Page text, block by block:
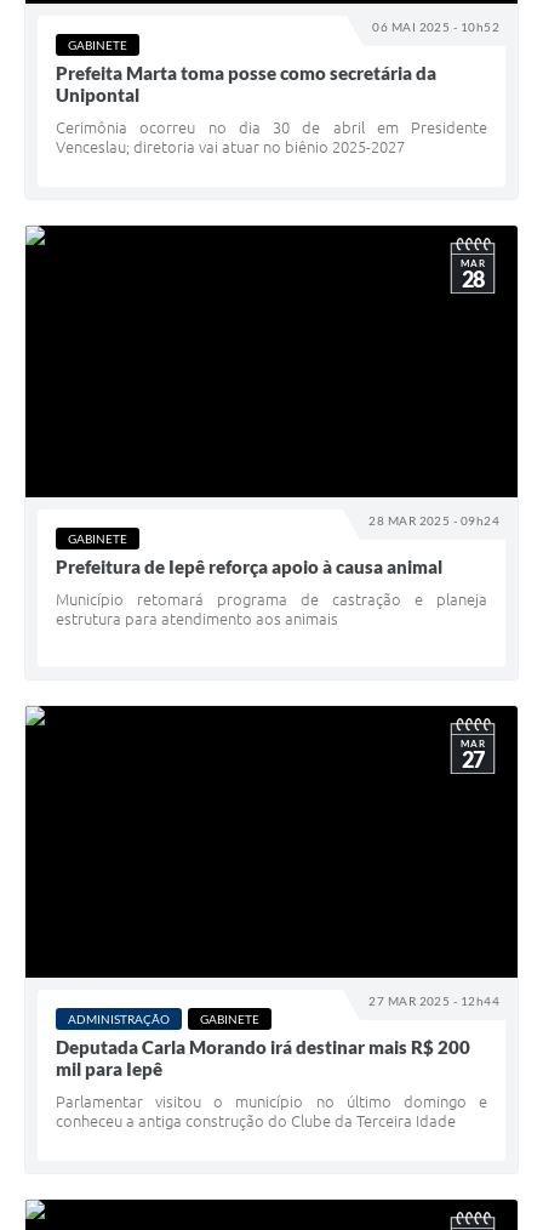
06 MAI 2025 - 10h52
GABINETE
Prefeita Marta toma posse como secretária da
Unipontal
Cerimônia ocorreu no dia 30 de abril em Presidente
Venceslau; diretoria vai atuar no biênio 2025-2027
28 MAR 2025 - 09h24
MAR
28
GABINETE
Prefeitura de Iepê reforça apoio à causa animal
Município retomará programa de castração e planeja
estrutura para atendimento aos animais
27 MAR 2025 - 12h44
MAR
27
ADMINISTRAÇÃO GABINETE
Deputada Carla Morando irá destinar mais R$ 200
mil para Iepê
Parlamentar visitou o município no último domingo e
conheceu a antiga construção do Clube da Terceira Idade